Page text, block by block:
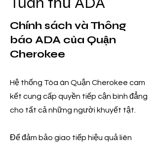
Chính sách và Thông
báo ADA của Quận
Cherokee
Hệ thống Tòa án Quận Cherokee cam
kết cung cấp quyền tiếp cận bình đẳng
cho tất cả những người khuyết tật.
Để đảm bảo giao tiếp hiệu quả liên